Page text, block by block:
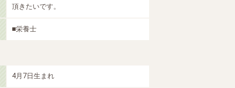
頂きたいです。
■栄養士
4月7日生まれ